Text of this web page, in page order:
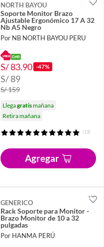
NORTH BAYOU
Soporte Monitor Brazo
Ajustable Ergonómico 17 A 32
Nb A5 Negro
Por NB NORTH BAYOU PERU
S/ 83.90 -47%
S/ 89
S/ 159
Llegagratismañana
Retira mañana
(13)
Agregar
GENERICO
Rack Soporte para Monitor -
Brazo Monitor de 10 a 32
pulgadas
Por HANMA PERÚ